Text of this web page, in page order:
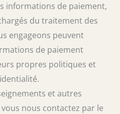
informations de paiement,
du traitement des
engageons peuvent
de paiement
propres politiques et
et autres
nous contactez par le